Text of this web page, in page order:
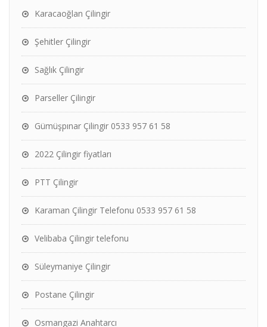
Karacaoğlan Çilingir
Şehitler Çilingir
Sağlık Çilingir
Parseller Çilingir
Gümüşpınar Çilingir 0533 957 61 58
2022 Çilingir fiyatları
PTT Çilingir
Karaman Çilingir Telefonu 0533 957 61 58
Velibaba Çilingir telefonu
Süleymaniye Çilingir
Postane Çilingir
Osmangazi Anahtarcı